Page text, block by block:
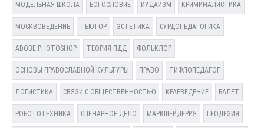
МОДЕЛЬНАЯ ШКОЛА БОГОСЛОВИЕ ИУДАИЗМ КРИМИНАЛИСТИКА
МОСКВОВЕДЕНИЕ ТЬЮТОР ЭСТЕТИКА СУРДОПЕДАГОГИКА
ADOBE PHOTOSHOP ТЕОРИЯ ПДД ФОЛЬКЛОР
ОСНОВЫ ПРАВОСЛАВНОЙ КУЛЬТУРЫ ПРАВО ТИФЛОПЕДАГОГ
ЛОГИСТИКА СВЯЗИ С ОБЩЕСТВЕННОСТЬЮ КРАЕВЕДЕНИЕ БАЛЕТ
РОБОТОТЕХНИКА СЦЕНАРНОЕ ДЕЛО МАРКШЕЙДЕРИЯ ГЕОДЕЗИЯ